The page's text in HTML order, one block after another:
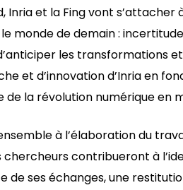
et la Fing vont s’attacher
monde de demain :
les transformations
et d’innovation d’Inria en
de la révolution numérique en
à l’élaboration du
chercheurs contribueront à
de ses échanges, une